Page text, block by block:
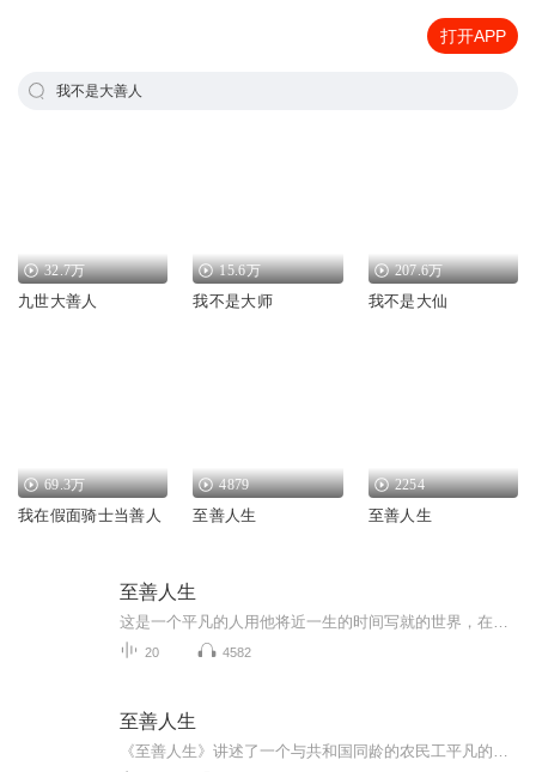
打开APP
我不是大善人
32.7万
九世大善人
15.6万
我不是大师
207.6万
我不是大仙
69.3万
我在假面骑士当善人
4879
至善人生
2254
至善人生
至善人生
20 4582
至善人生